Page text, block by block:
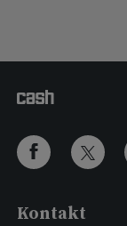
Kontakt